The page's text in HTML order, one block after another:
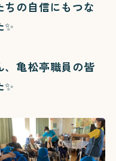
ちの自信にもつな
、亀松亭職員の皆
✨